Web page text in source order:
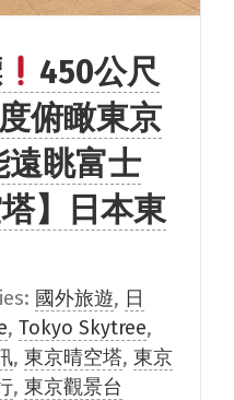
450公尺
俯瞰東京
遠眺富士
】日本東
國外旅遊, 日
, Tokyo Skytree,
, 東京晴空塔, 東京
, 東京觀景台